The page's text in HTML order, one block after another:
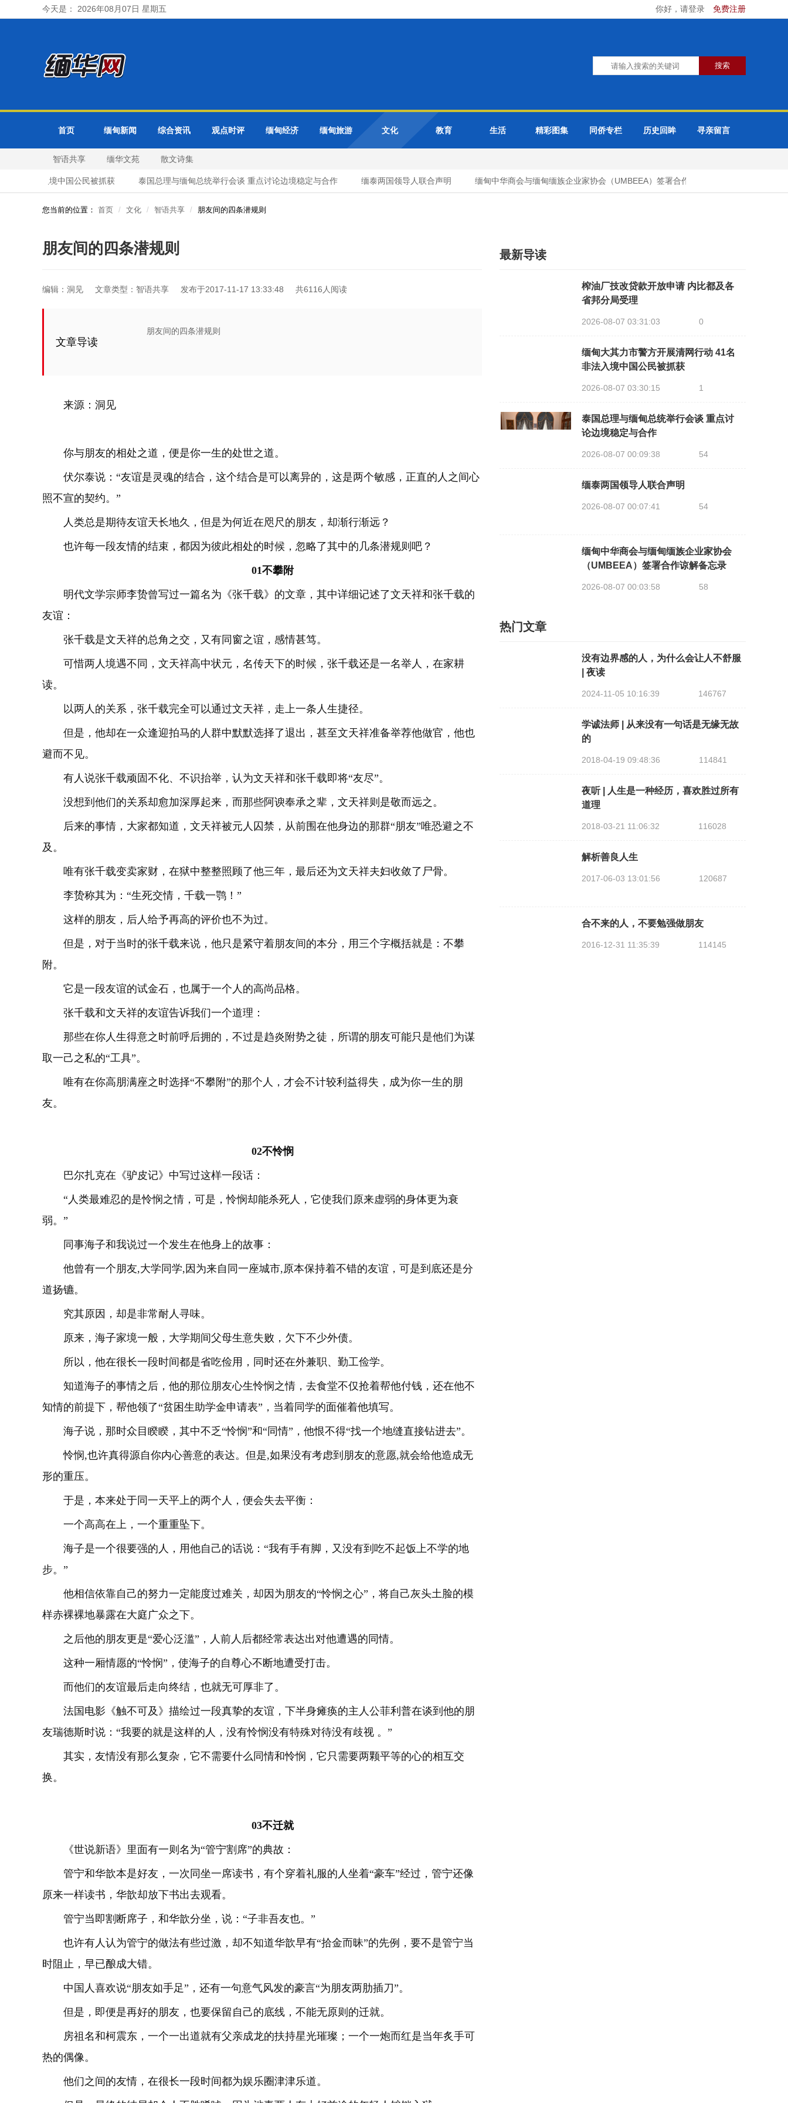
今天是： 2026年08月07日 星期五 你好，请登录 免费注册
首页 缅甸新闻 综合资讯 观点时评 缅甸经济 缅甸旅游 文化 教育 生活 精彩图集 同侨专栏 历史回眸 寻亲留言
智语共享 缅华文苑 散文诗集
名非法入境中国公民被抓获 泰国总理与缅甸总统举行会谈 重点讨论边境稳定与合作 缅泰两国领导人联合声明 缅甸中华商会与缅甸缅族企业家协会（UMBEEA）签署合作谅解备忘录
您当前的位置： 首页 文化 智语共享 朋友间的四条潜规则
朋友间的四条潜规则
编辑：洞见 文章类型：智语共享 发布于2017-11-17 13:33:48 共6116人阅读
文章导读
朋友间的四条潜规则
来源： 洞见
你与朋友的相处之道，便是你一生的处世之道。
伏尔泰说：“友谊是灵魂的结合，这个结合是可以离异的，这是两个敏感，正直的人之间心
照不宣的契约。”
人类总是期待友谊天长地久，但是为何近在咫尺的朋友，却渐行渐远？
也许每一段友情的结束，都因为彼此相处的时候，忽略了其中的几条潜规则吧？
01不攀附
明代文学宗师李贽曾写过一篇名为《张千载》的文章，其中详细记述了文天祥和张千载的
友谊：
张千载是文天祥的总角之交，又有同窗之谊，感情甚笃。
可惜两人境遇不同，文天祥高中状元，名传天下的时候，张千载还是一名举人，在家耕
读。
以两人的关系，张千载完全可以通过文天祥，走上一条人生捷径。
但是，他却在一众逢迎拍马的人群中默默选择了退出，甚至文天祥准备举荐他做官，他也
避而不见。
有人说张千载顽固不化、不识抬举，认为文天祥和张千载即将“友尽”。
没想到他们的关系却愈加深厚起来，而那些阿谀奉承之辈，文天祥则是敬而远之。
后来的事情，大家都知道，文天祥被元人囚禁，从前围在他身边的那群“朋友”唯恐避之不
及。
唯有张千载变卖家财，在狱中整整照顾了他三年，最后还为文天祥夫妇收敛了尸骨。
李贽称其为：“生死交情，千载一鹗！”
这样的朋友，后人给予再高的评价也不为过。
但是，对于当时的张千载来说，他只是紧守着朋友间的本分，用三个字概括就是：不攀
附。
它是一段友谊的试金石，也属于一个人的高尚品格。
张千载和文天祥的友谊告诉我们一个道理：
那些在你人生得意之时前呼后拥的，不过是趋炎附势之徒，所谓的朋友可能只是他们为谋
取一己之私的“工具”。
唯有在你高朋满座之时选择“不攀附”的那个人，才会不计较利益得失，成为你一生的朋
友。
02不怜悯
巴尔扎克在《驴皮记》中写过这样一段话：
“人类最难忍的是怜悯之情，可是，怜悯却能杀死人，它使我们原来虚弱的身体更为衰
弱。”
同事海子和我说过一个发生在他身上的故事：
他曾有一个朋友,大学同学,因为来自同一座城市,原本保持着不错的友谊，可是到底还是分
道扬镳。
究其原因，却是非常耐人寻味。
原来，海子家境一般，大学期间父母生意失败，欠下不少外债。
所以，他在很长一段时间都是省吃俭用，同时还在外兼职、勤工俭学。
知道海子的事情之后，他的那位朋友心生怜悯之情，去食堂不仅抢着帮他付钱，还在他不
知情的前提下，帮他领了“贫困生助学金申请表”，当着同学的面催着他填写。
海子说，那时众目睽睽，其中不乏“怜悯”和“同情”，他恨不得“找一个地缝直接钻进去”。
怜悯,也许真得源自你内心善意的表达。但是,如果没有考虑到朋友的意愿,就会给他造成无
形的重压。
于是，本来处于同一天平上的两个人，便会失去平衡：
一个高高在上，一个重重坠下。
海子是一个很要强的人，用他自己的话说：“我有手有脚，又没有到吃不起饭上不学的地
步。”
他相信依靠自己的努力一定能度过难关，却因为朋友的“怜悯之心”，将自己灰头土脸的模
样赤裸裸地暴露在大庭广众之下。
之后他的朋友更是“爱心泛滥”，人前人后都经常表达出对他遭遇的同情。
这种一厢情愿的“怜悯”，使海子的自尊心不断地遭受打击。
而他们的友谊最后走向终结，也就无可厚非了。
法国电影《触不可及》描绘过一段真挚的友谊，下半身瘫痪的主人公菲利普在谈到他的朋
友瑞德斯时说：“我要的就是这样的人，没有怜悯没有特殊对待没有歧视 。”
其实，友情没有那么复杂，它不需要什么同情和怜悯，它只需要两颗平等的心的相互交
换。
03不迁就
《世说新语》里面有一则名为“管宁割席”的典故：
管宁和华歆本是好友，一次同坐一席读书，有个穿着礼服的人坐着“豪车”经过，管宁还像
原来一样读书，华歆却放下书出去观看。
管宁当即割断席子，和华歆分坐，说：“子非吾友也。”
也许有人认为管宁的做法有些过激，却不知道华歆早有“拾金而昧”的先例，要不是管宁当
时阻止，早已酿成大错。
中国人喜欢说“朋友如手足”，还有一句意气风发的豪言“为朋友两肋插刀”。
但是，即便是再好的朋友，也要保留自己的底线，不能无原则的迁就。
房祖名和柯震东，一个一出道就有父亲成龙的扶持星光璀璨；一个一炮而红是当年炙手可
热的偶像。
他们之间的友情，在很长一段时间都为娱乐圈津津乐道。
最新导读
榨油厂技改贷款开放申请 内比都及各
省邦分局受理
2026-08-07 03:31:03 0
缅甸大其力市警方开展清网行动 41名
非法入境中国公民被抓获
2026-08-07 03:30:15 1
泰国总理与缅甸总统举行会谈 重点讨
论边境稳定与合作
2026-08-07 00:09:38 54
缅泰两国领导人联合声明
2026-08-07 00:07:41 54
缅甸中华商会与缅甸缅族企业家协会
（UMBEEA）签署合作谅解备忘录
2026-08-07 00:03:58 58
热门文章
没有边界感的人，为什么会让人不舒服
| 夜读
2024-11-05 10:16:39 146767
学诚法师 | 从来没有一句话是无缘无故
的
2018-04-19 09:48:36 114841
夜听 | 人生是一种经历，喜欢胜过所有
道理
2018-03-21 11:06:32 116028
解析善良人生
2017-06-03 13:01:56 120687
合不来的人，不要勉强做朋友
2016-12-31 11:35:39 114145